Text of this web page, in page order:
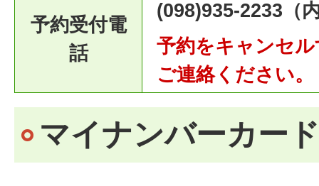
予約受付電
話
(098)935-2233（
予約をキャンセ
ご連絡ください。
マイナンバーカー